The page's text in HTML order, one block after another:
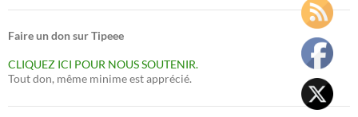
Faire un don sur Tipeee
CLIQUEZ ICI POUR NOUS SOUTENIR.
Tout don, même minime est apprécié.